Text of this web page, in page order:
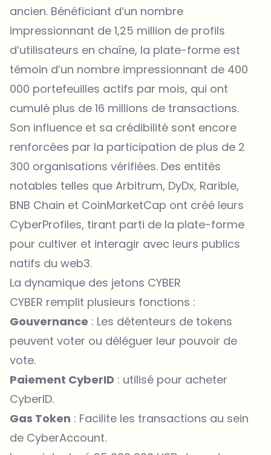
ancien. Bénéficiant d’un nombre
impressionnant de 1,25 million de profils
d’utilisateurs en chaîne, la plate-forme est
témoin d’un nombre impressionnant de 400
000 portefeuilles actifs par mois, qui ont
cumulé plus de 16 millions de transactions.
Son influence et sa crédibilité sont encore
renforcées par la participation de plus de 2
300 organisations vérifiées. Des entités
notables telles que Arbitrum, DyDx, Rarible,
BNB Chain et CoinMarketCap ont créé leurs
CyberProfiles, tirant parti de la plate-forme
pour cultiver et interagir avec leurs publics
natifs du web3.
La dynamique des jetons CYBER
CYBER remplit plusieurs fonctions :
Gouvernance : Les détenteurs de tokens
peuvent voter ou déléguer leur pouvoir de
vote.
Paiement CyberID : utilisé pour acheter
CyberID.
Gas Token : Facilite les transactions au sein
de CyberAccount.